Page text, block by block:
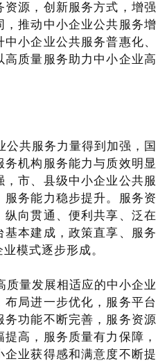
源，创新服务方式，增强
推动中小企业公共服务增
小企业公共服务普惠化、
质量服务助力中小企业高
公共服务力量得到加强，国
机构服务能力与质效明显
市、县级中小企业公共服
务能力稳步提升。服务资
向贯通、便利共享、泛在
基本建成，政策直享、服务
模式逐步形成。
质量发展相适应的中小企业
局进一步优化，服务平台
务功能不断完善，服务资源
高，服务质量有力保障，
业获得感和满意度不断提